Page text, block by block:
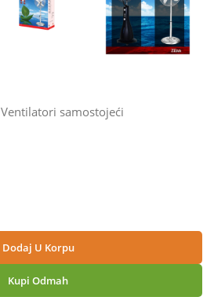
Ventilatori samostojeći
Dodaj U Korpu
Kupi Odmah